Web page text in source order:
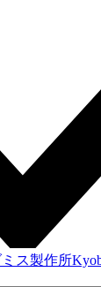
ス製作所